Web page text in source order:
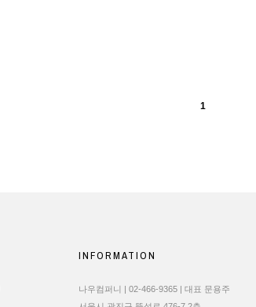
1
INFORMATION
나우컴퍼니 | 02-466-9365 | 대표 문용주